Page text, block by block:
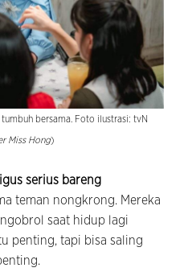
bersama. Foto ilustrasi: tvN
Miss Hong)
serius bareng
teman nongkrong. Mereka
saat hidup lagi
penting, tapi bisa saling